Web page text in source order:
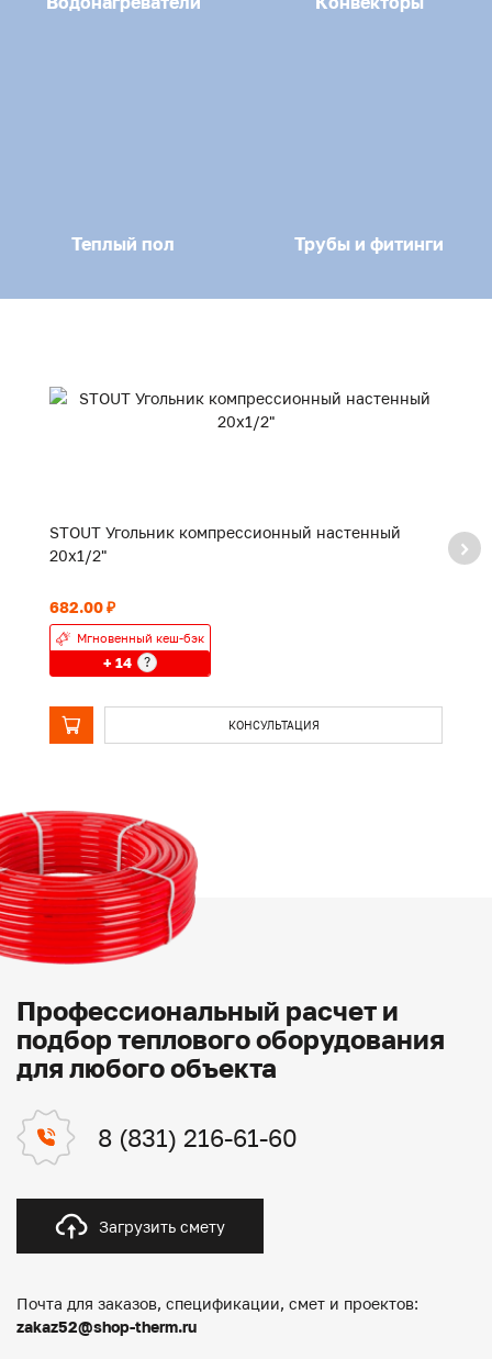
Теплый пол Трубы и фитинги
STOUT Угольник компрессионный настенный
20х1/2"
682.00 ₽
Мгновенный кеш-бэк
+ 14 ?
КОНСУЛЬТАЦИЯ
Профессиональный расчет и
подбор теплового оборудования
для любого объекта
8 (831) 216-61-60
Загрузить смету
Почта для заказов, спецификации, смет и проектов:
zakaz52@shop-therm.ru